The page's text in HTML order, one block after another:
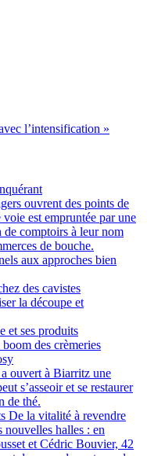
l’intensification »
ouvrent des points de
est empruntée par une
de comptoirs à leur nom
de bouche.
aux approches bien
des cavistes
la découpe et
et ses produits
des crèmeries
ouvert à Biarritz une
s’asseoir et se restaurer
de thé.
De la vitalité à revendre
nouvelles halles : en
et Cédric Bouvier, 42